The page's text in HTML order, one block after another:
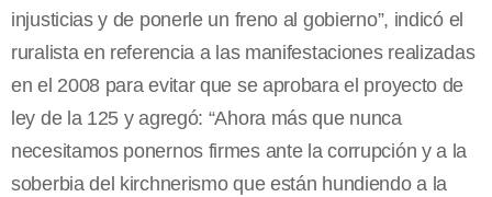
injusticias y de ponerle un freno al gobierno”, indicó el
ruralista en referencia a las manifestaciones realizadas
en el 2008 para evitar que se aprobara el proyecto de
ley de la 125 y agregó: “Ahora más que nunca
necesitamos ponernos firmes ante la corrupción y a la
soberbia del kirchnerismo que están hundiendo a la